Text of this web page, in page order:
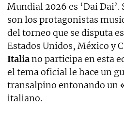
Mundial 2026 es ‘Dai Dai’.
son los protagonistas
del torneo que se disputa
Estados Unidos, México y
Italiano participa en esta
el tema oficial le hace un
transalpino entonando un
italiano.